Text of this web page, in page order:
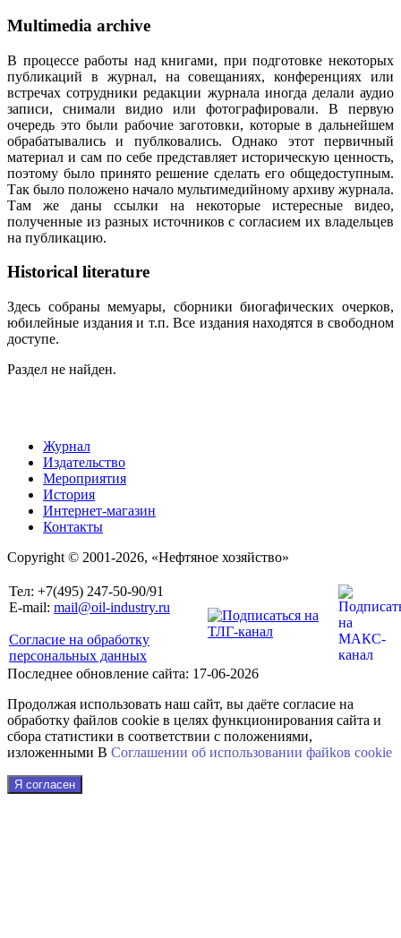
Multimedia archive
В процессе работы над книгами, при подготовке некоторых
публикаций в журнал, на совещаниях, конференциях или
встречах сотрудники редакции журнала иногда делали аудио
записи, снимали видио или фотографировали. В первую
очередь это были рабочие заготовки, которые в дальнейшем
обрабатывались и публковались. Однако этот первичный
материал и сам по себе представляет историческую ценность,
поэтому было принято решение сделать его общедоступным.
Так было положено начало мультимедийному архиву журнала.
Там же даны ссылки на некоторые истересные видео,
полученные из разных источников с согласием их владельцев
на публикацию.
Historical literature
Здесь собраны мемуары, сборники биогафических очерков,
юбилейные издания и т.п. Все издания находятся в свободном
доступе.
Раздел не найден.
Журнал
Издательство
Мероприятия
История
Интернет-магазин
Контакты
Copyright © 2001-2026, «Нефтяное хозяйство»
Тел: +7(495) 247-50-90/91
E-mail: mail@oil-industry.ru
Согласие на обработку
персональных данных
Последнее обновление сайта: 17-06-2026
Продолжая использовать наш сайт, вы даёте согласие на
обработку файлов cookie в целях функционирования сайта и
сбора статистики в соответствии с положениями,
изложенными В Соглашении об использовании файkов cookie
Я согласен